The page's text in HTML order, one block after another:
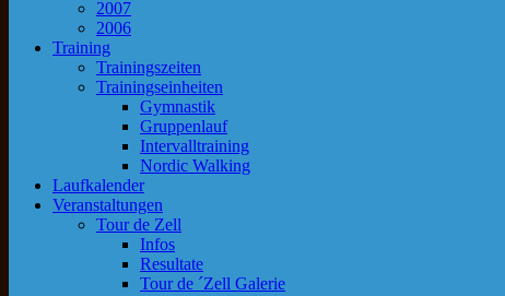
2007
2006
Training
Trainingszeiten
Trainingseinheiten
Gymnastik
Gruppenlauf
Intervalltraining
Nordic Walking
Laufkalender
Veranstaltungen
Tour de Zell
Infos
Resultate
Tour de ´Zell Galerie